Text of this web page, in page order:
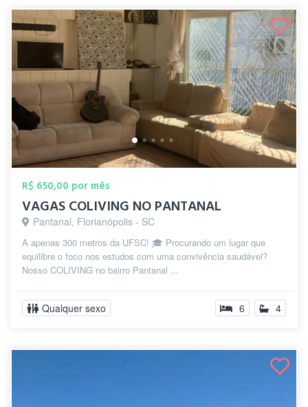
R$ 650,00 por mês
VAGAS COLIVING NO PANTANAL
Pantanal, Florianópolis - SC
A apenas 300 metros da UFSC! 🎓 Procurando um lugar que
equilibre o foco nos estudos com uma convivência saudável?
Nosso COLIVING no bairro Pantanal ...
Qualquer sexo 6 4